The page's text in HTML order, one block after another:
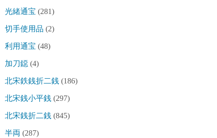
光緒通宝 (281)
切手使用品 (2)
利用通宝 (48)
加刀鐚 (4)
北宋鉄銭折二銭 (186)
北宋銭小平銭 (297)
北宋銭折二銭 (845)
半両 (287)